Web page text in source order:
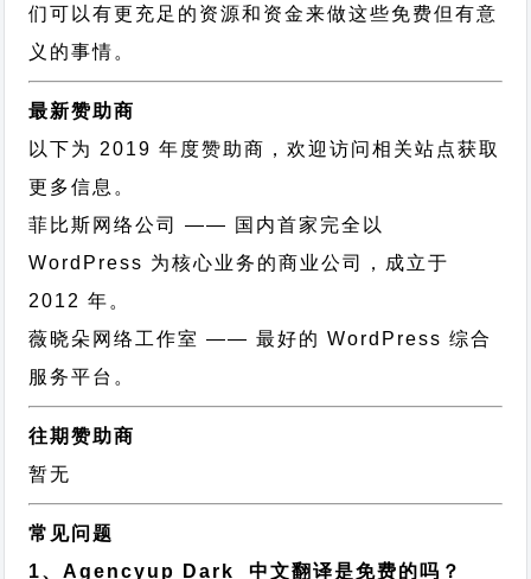
们可以有更充足的资源和资金来做这些免费但有意
义的事情。
最新赞助商
以下为 2019 年度赞助商，欢迎访问相关站点获取
更多信息。
菲比斯网络公司
—— 国内首家完全以
WordPress 为核心业务的商业公司，成立于
2012 年。
薇晓朵网络工作室 —— 最好的 WordPress 综合
服务平台。
往期赞助商
暂无
常见问题
1、Agencyup Dark 中文翻译是免费的吗？